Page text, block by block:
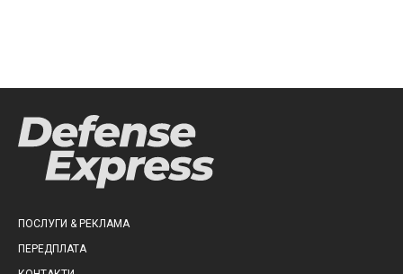
ПОСЛУГИ & РЕКЛАМА
ПЕРЕДПЛАТА